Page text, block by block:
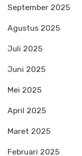
September 2025
Agustus 2025
Juli 2025
Juni 2025
Mei 2025
April 2025
Maret 2025
Februari 2025